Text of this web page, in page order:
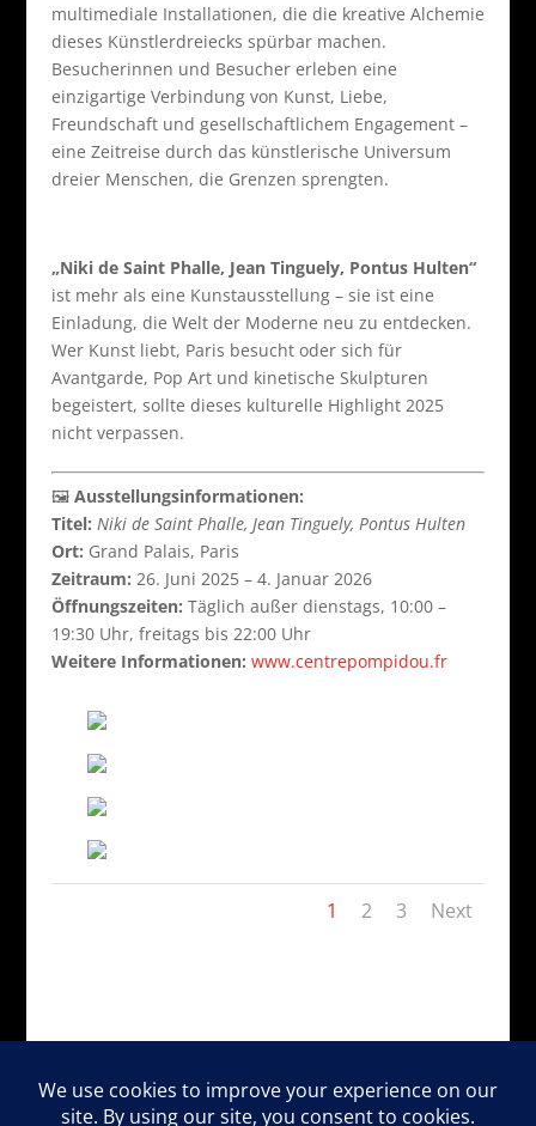
multimediale Installationen, die die kreative Alchemie
dieses Künstlerdreiecks spürbar machen.
Besucherinnen und Besucher erleben eine
einzigartige Verbindung von Kunst, Liebe,
Freundschaft und gesellschaftlichem Engagement –
eine Zeitreise durch das künstlerische Universum
dreier Menschen, die Grenzen sprengten.
„Niki de Saint Phalle, Jean Tinguely, Pontus Hulten“
ist mehr als eine Kunstausstellung – sie ist eine
Einladung, die Welt der Moderne neu zu entdecken.
Wer Kunst liebt, Paris besucht oder sich für
Avantgarde, Pop Art und kinetische Skulpturen
begeistert, sollte dieses kulturelle Highlight 2025
nicht verpassen.
🖼️ Ausstellungsinformationen:
Titel: Niki de Saint Phalle, Jean Tinguely, Pontus Hulten
Ort: Grand Palais, Paris
Zeitraum: 26. Juni 2025 – 4. Januar 2026
Öffnungszeiten: Täglich außer dienstags, 10:00 –
19:30 Uhr, freitags bis 22:00 Uhr
Weitere Informationen: www.centrepompidou.fr
1 2 3 Next